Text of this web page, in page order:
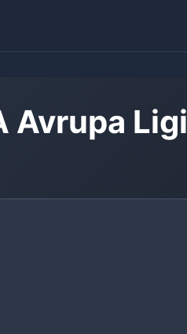
Avrupa Ligi